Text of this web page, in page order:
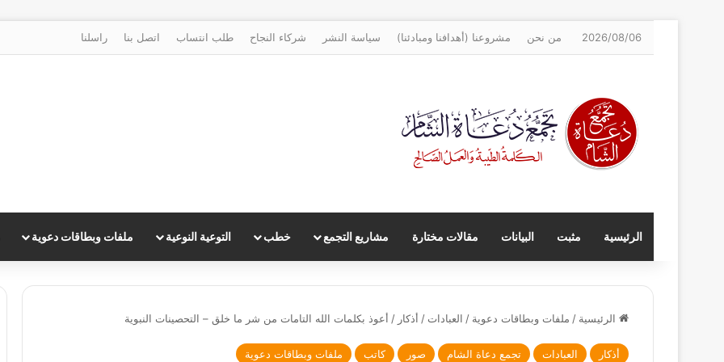
2026/08/06 من نحن مشروعنا (أهدافنا ومبادئنا) سياسة النشر شركاء النجاح طلب انتساب اتصل بنا راسلنا
الرئيسية مثبت البيانات مقالات مختارة مشاريع التجمع خطب التوعية النوعية ملفات وبطاقات دعوية
الرئيسية / ملفات وبطاقات دعوية / العبادات / أذكار / أعوذ بكلمات الله التامات من شر ما خلق – التحصينات النبوية
أذكار العبادات تجمع دعاة الشام صور كاتب ملفات وبطاقات دعوية